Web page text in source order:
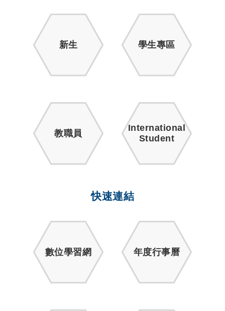
新生 學生專區
教職員
International
Student
快速連結
數位學習網 年度行事曆